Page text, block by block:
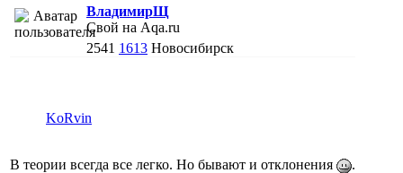
ВладимирЩ
Свой на Aqa.ru
2541 1613 Новосибирск
KoRvin
В теории всегда все легко. Но бывают и отклонения .